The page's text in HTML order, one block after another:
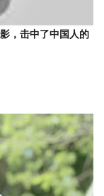
，击中了中国人的